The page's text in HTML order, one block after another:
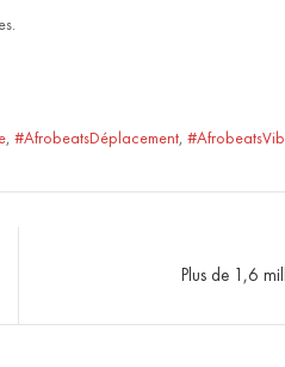
,#AfrobeatsDéplacement,
Plus de 1,6